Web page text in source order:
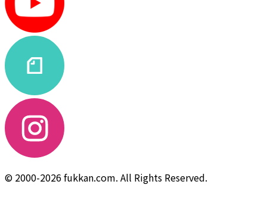
© 2000-2026 fukkan.com. All Rights Reserved.